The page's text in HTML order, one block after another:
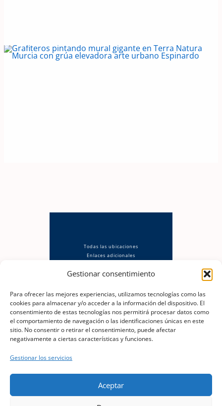
Gestionar consentimiento
Para ofrecer las mejores experiencias, utilizamos tecnologías como las
cookies para almacenar y/o acceder a la información del dispositivo. El
consentimiento de estas tecnologías nos permitirá procesar datos como
el comportamiento de navegación o las identificaciones únicas en este
sitio. No consentir o retirar el consentimiento, puede afectar
negativamente a ciertas características y funciones.
Gestionar los servicios
Aceptar
Todas las ubicaciones
Enlaces adicionales
Aviso Legal
Descargo de responsabilidad
Copyright © 2026 Murales Graffiti